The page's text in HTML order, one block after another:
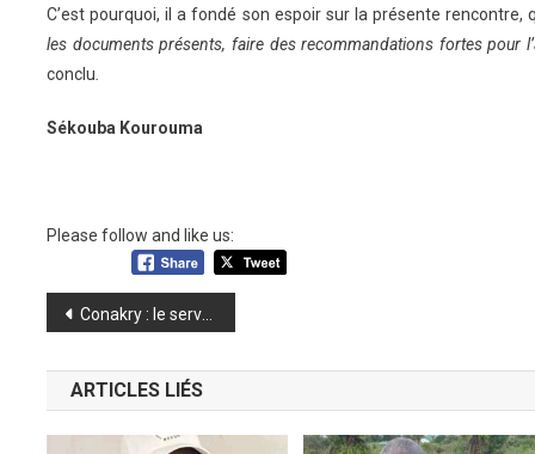
C’est pourquoi, il a fondé son espoir sur la présente rencontre,
les documents présents, faire des recommandations fortes pour
conclu.
Sékouba Kourouma
Please follow and like us:
Navigation
de
l’article
Conakry : le service de santé de la Police inauguré
ARTICLES LIÉS